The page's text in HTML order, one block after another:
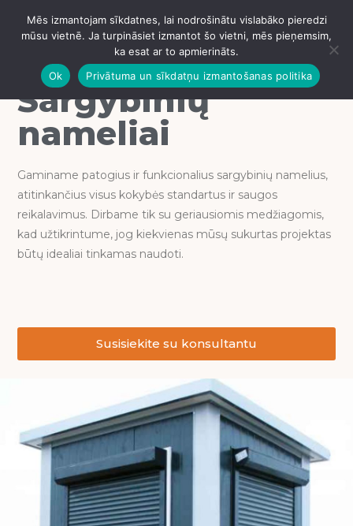
IZVĒLNE
Sargybinių nameliai
Sargybinių
nameliai
Gaminame patogius ir funkcionalius sargybinių namelius,
atitinkančius visus kokybės standartus ir saugos
reikalavimus. Dirbame tik su geriausiomis medžiagomis,
kad užtikrintume, jog kiekvienas mūsų sukurtas projektas
būtų idealiai tinkamas naudoti.
Susisiekite su konsultantu
Mēs izmantojam sīkdatnes, lai nodrošinātu vislabāko pieredzi
mūsu vietnē. Ja turpināsiet izmantot šo vietni, mēs pieņemsim,
ka esat ar to apmierināts.
Ok
Privātuma un sīkdatņu izmantošanas politika